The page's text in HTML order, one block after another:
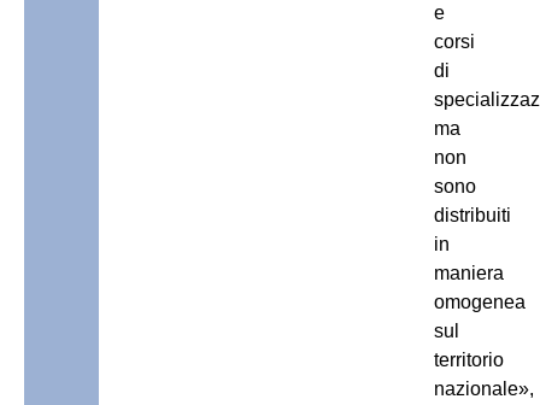
e
corsi
di
ma
non
sono
distribuiti
in
maniera
omogenea
sul
territorio
nazionale»,